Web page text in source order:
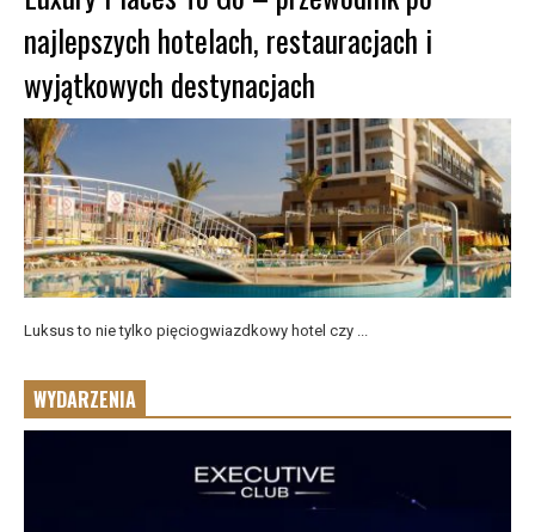
najlepszych hotelach, restauracjach i
wyjątkowych destynacjach
Luksus to nie tylko pięciogwiazdkowy hotel czy ...
WYDARZENIA